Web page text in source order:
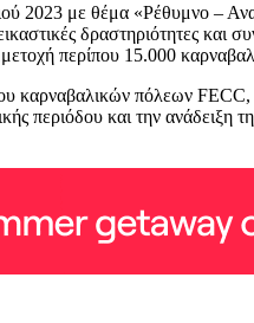
2023 με θέμα «Ρέθυμνο –
δραστηριότητες
περίπου 15.000
καρναβαλικών πόλεων
περιόδου και την ανάδειξη